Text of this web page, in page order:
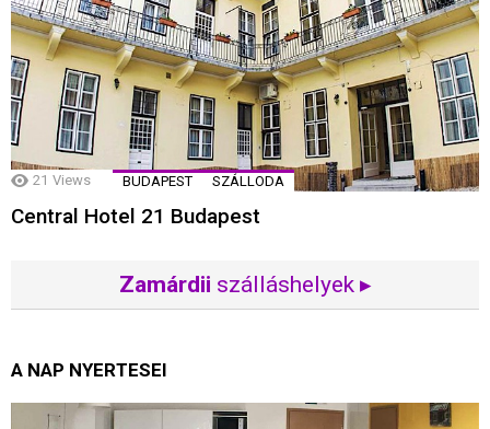
21 Views BUDAPEST SZÁLLODA
Central Hotel 21 Budapest
Zamárdii szálláshelyek ▸
A NAP NYERTESEI